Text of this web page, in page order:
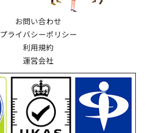
お問い合わせ
プライバシーポリシー
利用規約
運営会社